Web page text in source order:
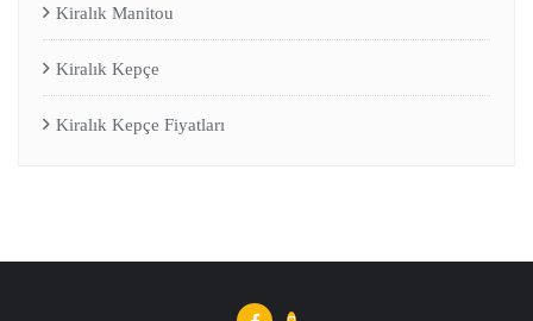
Kiralık Manitou
Kiralık Kepçe
Kiralık Kepçe Fiyatları